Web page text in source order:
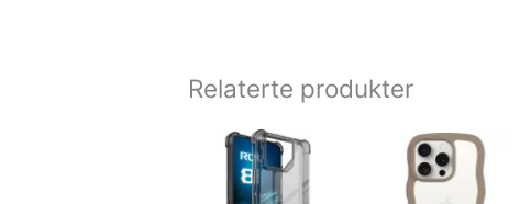
Relaterte produkter